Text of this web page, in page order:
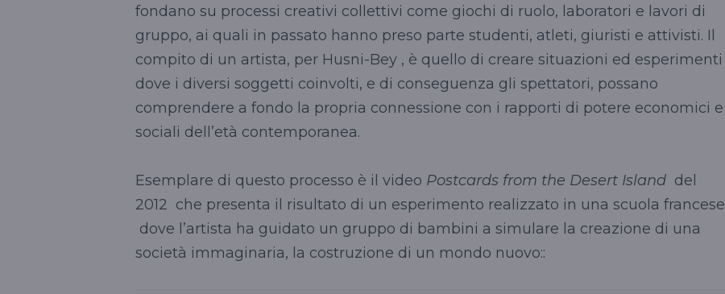
fondano su processi creativi collettivi come giochi di ruolo, laboratori e lavori di
gruppo, ai quali in passato hanno preso parte studenti, atleti, giuristi e attivisti. Il
compito di un artista, per Husni-Bey , è quello di creare situazioni ed esperimenti
dove i diversi soggetti coinvolti, e di conseguenza gli spettatori, possano
comprendere a fondo la propria connessione con i rapporti di potere economici e
sociali dell’età contemporanea.
Esemplare di questo processo è il video Postcards from the Desert Island del
2012 che presenta il risultato di un esperimento realizzato in una scuola francese
dove l’artista ha guidato un gruppo di bambini a simulare la creazione di una
società immaginaria, la costruzione di un mondo nuovo::